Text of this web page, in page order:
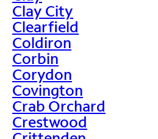
Clay City
Clearfield
Coldiron
Corbin
Corydon
Covington
Crab Orchard
Crestwood